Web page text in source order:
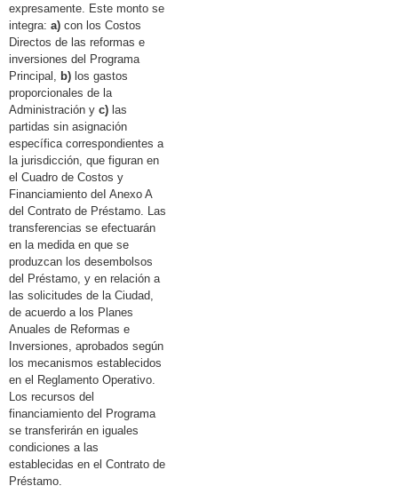
expresamente. Este monto se
integra: a) con los Costos
Directos de las reformas e
inversiones del Programa
Principal, b) los gastos
proporcionales de la
Administración y c) las
partidas sin asignación
específica correspondientes a
la jurisdicción, que figuran en
el Cuadro de Costos y
Financiamiento deI Anexo A
del Contrato de Préstamo. Las
transferencias se efectuarán
en la medida en que se
produzcan los desembolsos
del Préstamo, y en relación a
las solicitudes de la Ciudad,
de acuerdo a los Planes
Anuales de Reformas e
Inversiones, aprobados según
los mecanismos establecidos
en el Reglamento Operativo.
Los recursos del
financiamiento del Programa
se transferirán en iguales
condiciones a las
establecidas en el Contrato de
Préstamo.